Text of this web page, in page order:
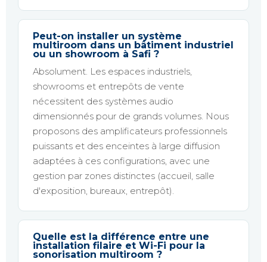
Peut-on installer un système
multiroom dans un bâtiment industriel
ou un showroom à Safi ?
Absolument. Les espaces industriels,
showrooms et entrepôts de vente
nécessitent des systèmes audio
dimensionnés pour de grands volumes. Nous
proposons des amplificateurs professionnels
puissants et des enceintes à large diffusion
adaptées à ces configurations, avec une
gestion par zones distinctes (accueil, salle
d'exposition, bureaux, entrepôt).
Quelle est la différence entre une
installation filaire et Wi-Fi pour la
sonorisation multiroom ?